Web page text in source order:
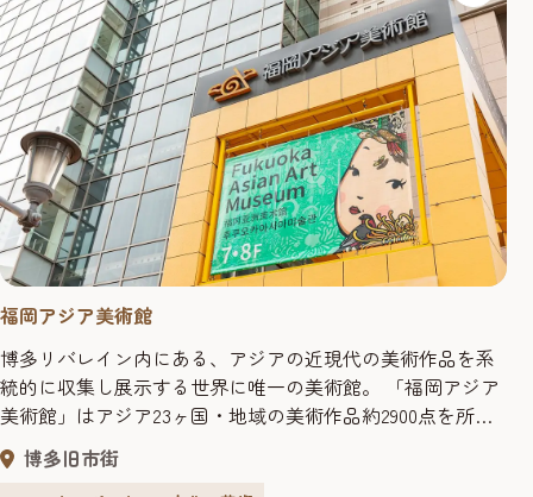
福岡アジア美術館
博多リバレイン内にある、アジアの近現代の美術作品を系
統的に収集し展示する世界に唯一の美術館。 「福岡アジア
美術館」はアジア23ヶ国・地域の美術作品約2900点を所
蔵・展示。 作品展示だけにとどまらず、アジアのアーティ
ストを招いての制作やワークショップなども行っている。
博多旧市街